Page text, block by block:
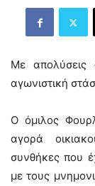
Με απολύσεις
αγωνιστική
Ο όμιλος
αγορά
συνθήκες που
με τους